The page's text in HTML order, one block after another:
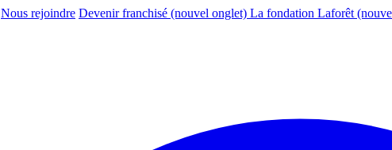
Nous rejoindre Devenir franchisé (nouvel onglet) La fondation Laforêt